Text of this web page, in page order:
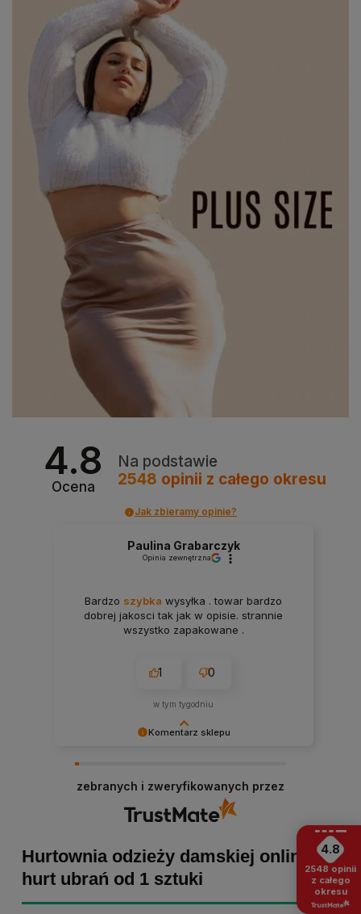
4.8
Ocena
Na podstawie
2548 opinii z całego okresu
Jak zbieramy opinie?
Komentarz sklepu
skrzydeł, dlatego tym bardziej cieszymy się, że
zakup przebiegł pomyślnie. Obiecujemy
utrzymać dobrą passę - zapraszamy ponownie! :)
Paulina Grabarczyk
Opinia zewnętrzna
Bardzo szybka wysyłka . towar bardzo
dobrej jakosci tak jak w opisie. strannie
wszystko zapakowane .
1 0
w tym tygodniu
zebranych i zweryfikowanych przez
Hurtownia odzieży damskiej online -
hurt ubrań od 1 sztuki
4.8
2548 opinii
z całego
okresu